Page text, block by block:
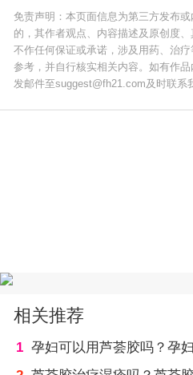
免责声明：本页面信息为第三方发布
的，其作者观点、内容描述及原创度
不作任何保证或承诺，涉及用药、治
参考，并自行核实相关内容。如有作
发邮件至suggest@fh21.com及时联系
相关推荐
1 孕妇可以用芦荟胶吗？孕